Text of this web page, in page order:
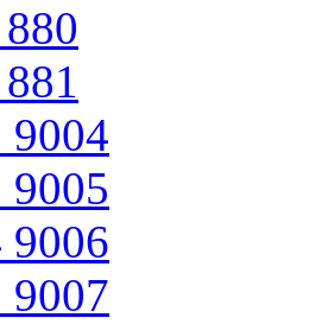
9004
9006
9007